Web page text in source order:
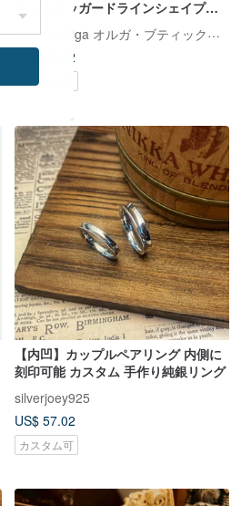
ストスタッガードラインシェイプペ
アリング925スターリングシルバーリ
ングカスタムリング
Martina Olga オルガ・ブティックスタジオ
US$ 57.02
カスタム可
【内凹】カップルペアリング 内側に
刻印可能 カスタム 手作り純銀リング
silverjoey925
US$ 57.02
カスタム可